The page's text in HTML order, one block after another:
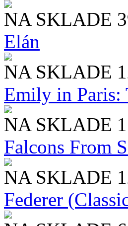
NA SKLADE
Elán
NA SKLADE
Emily in Paris:
NA SKLADE
Falcons From
NA SKLADE
Federer